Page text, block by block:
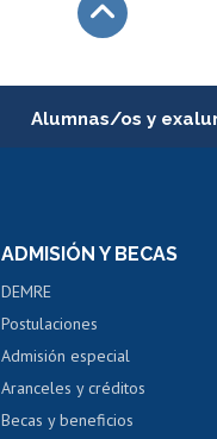
Alumnas/os y
Servicio médico y dental
Pago de arancel y crédito
Pago de arancel y crédito
Certificado de títulos y
ADMISIÓN Y BECAS
DEMRE
Postulaciones
Admisión especial
Aranceles y créditos
Becas y beneficios